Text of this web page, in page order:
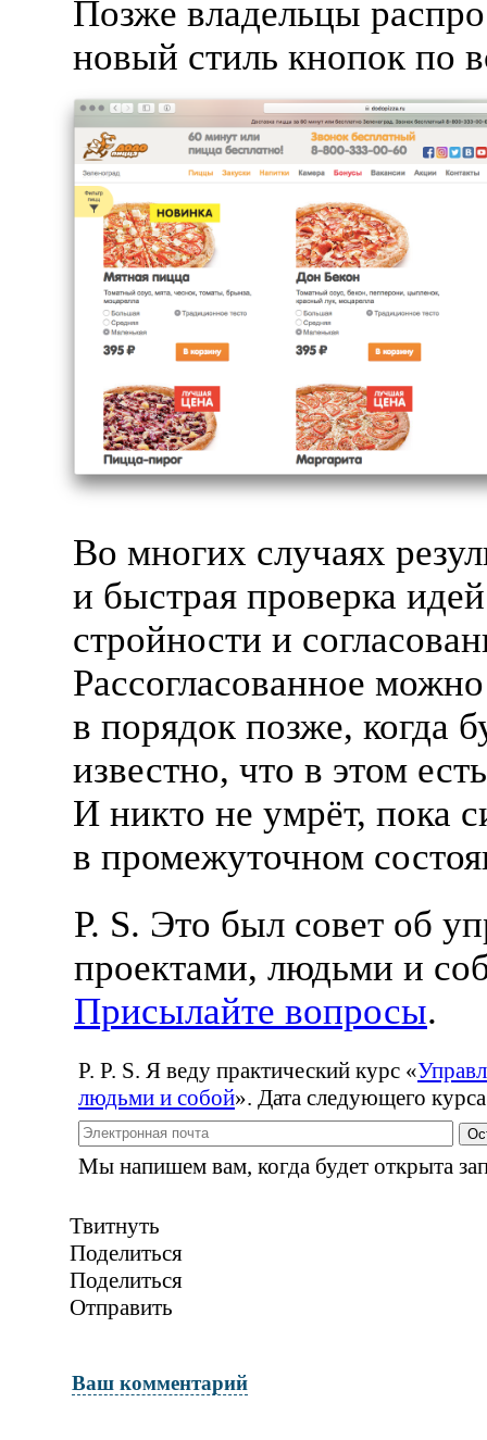
Позже владельцы
новый стиль кнопок по
Во многих случаях
и быстрая проверка
стройности и
Рассогласованное
в порядок позже, когда
известно, что в этом
И никто не умрёт, пока
в промежуточном
P. S. Это был совет об
проектами, людьми и
Присылайте вопросы.
P. P. S. Я веду практический курс «
людьми и собой». Дата следующего
Мы напишем вам, когда будет открыта
Твитнуть
Поделиться
Поделиться
Отправить
Ваш комментарий